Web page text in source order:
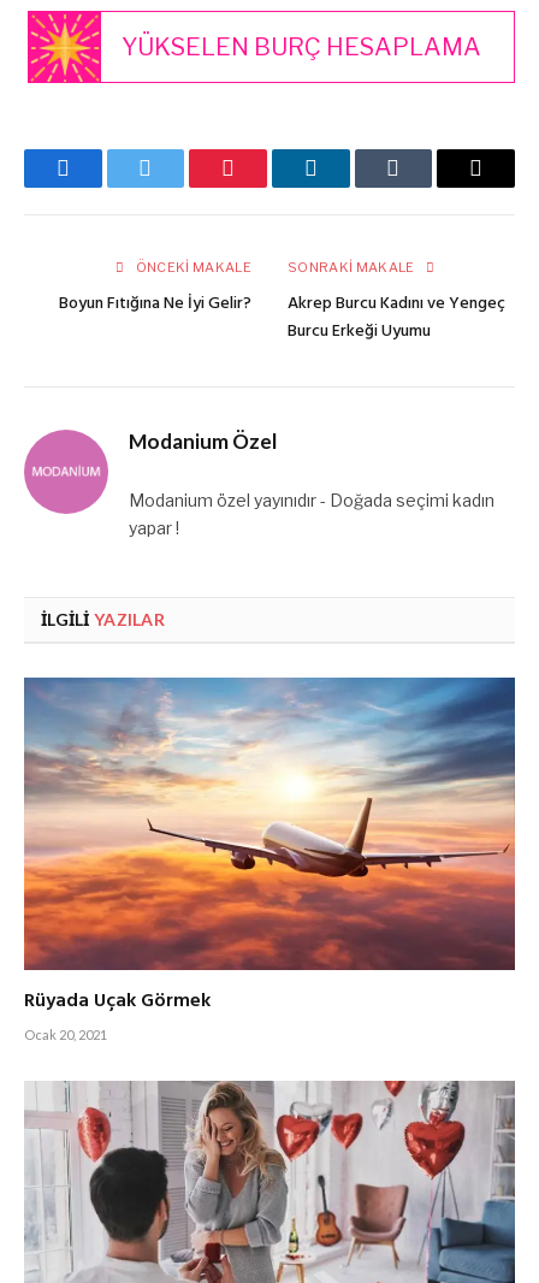
YÜKSELEN BURÇ HESAPLAMA
FacebookTwitter Pinterest LinkedInTumblr
E-
ÖNCEKI MAKALE
Boyun Fıtığına Ne İyi Gelir?
SONRAKI MAKALE
Akrep Burcu Kadını ve Yengeç
Burcu Erkeği Uyumu
Modanium Özel
Modanium özel yayınıdır - Doğada seçimi kadın
yapar !
İLGILI YAZILAR
Rüyada Uçak Görmek
Ocak 20, 2021